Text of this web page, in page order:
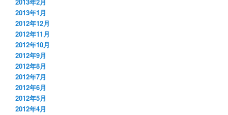
2013年2月
2013年1月
2012年12月
2012年11月
2012年10月
2012年9月
2012年8月
2012年7月
2012年6月
2012年5月
2012年4月